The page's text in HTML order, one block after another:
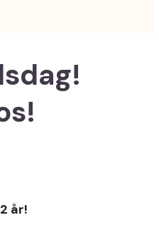
år!